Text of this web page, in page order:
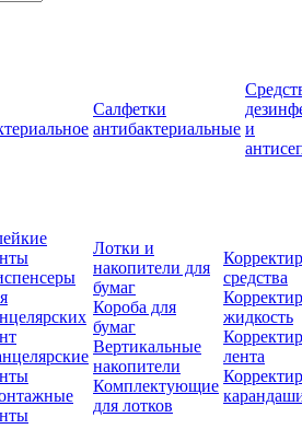
Салфетки
антибактериальные и
Лотки и
накопители для
бумаг
Короба для
бумаг
Вертикальные
накопители
Комплектующие
для лотков
средства
жидкость
лента